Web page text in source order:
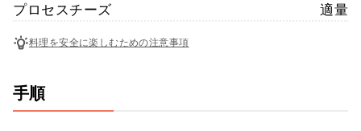
プロセスチーズ
適量
料理を安全に楽しむための注意事項
手順